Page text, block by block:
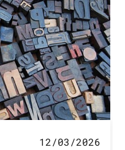
12/03/2026